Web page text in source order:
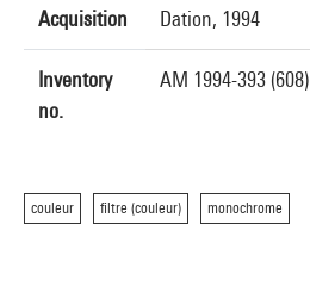
Acquisition Dation, 1994
Inventory
no.
AM 1994-393 (608)
couleur filtre (couleur) monochrome